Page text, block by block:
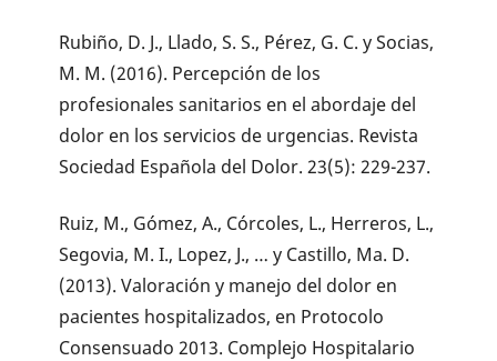
Rubiño, D. J., Llado, S. S., Pérez, G. C. y Socias,
M. M. (2016). Percepción de los
profesionales sanitarios en el abordaje del
dolor en los servicios de urgencias. Revista
Sociedad Española del Dolor. 23(5): 229-237.
Ruiz, M., Gómez, A., Córcoles, L., Herreros, L.,
Segovia, M. I., Lopez, J., … y Castillo, Ma. D.
(2013). Valoración y manejo del dolor en
pacientes hospitalizados, en Protocolo
Consensuado 2013. Complejo Hospitalario